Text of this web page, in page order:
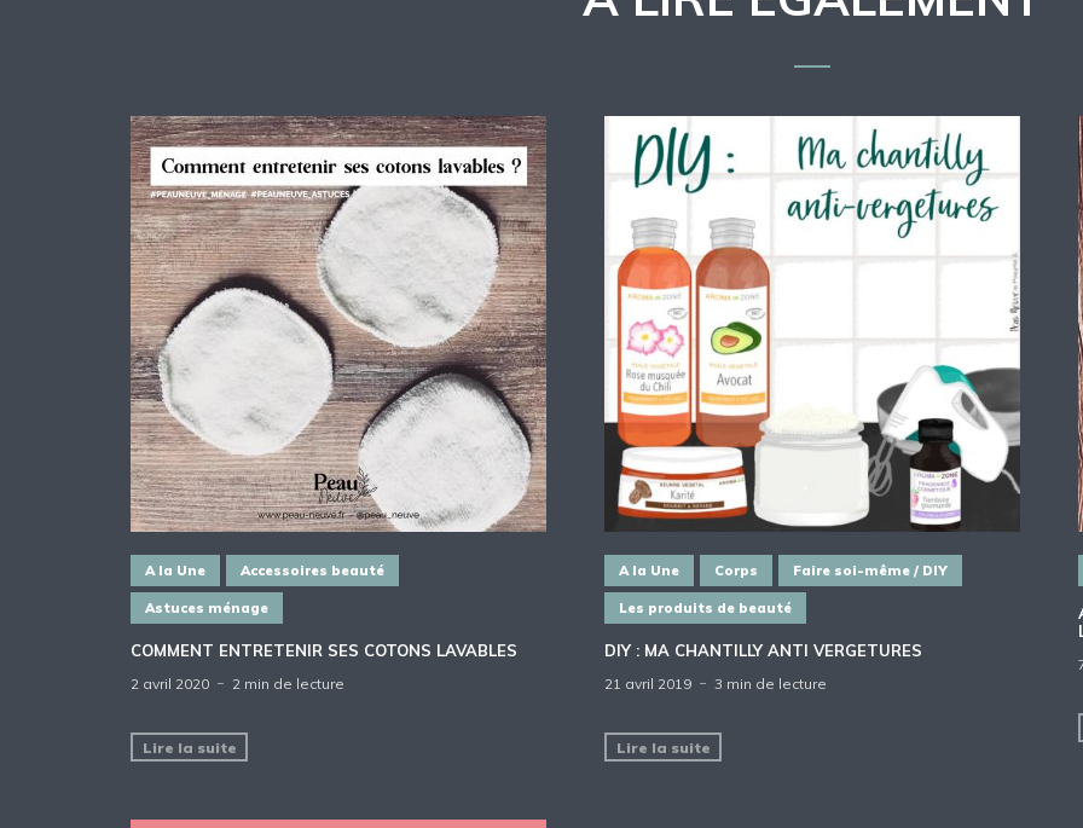
A la Une Accessoires beauté
Astuces ménage
COMMENT ENTRETENIR SES COTONS LAVABLES
2 avril 2020 2 min de lecture
Lire la suite
A la Une Corps Faire soi-même / DIY
Les produits de beauté
DIY : MA CHANTILLY ANTI VERGETURES
21 avril 2019 3 min de lecture
Lire la suite